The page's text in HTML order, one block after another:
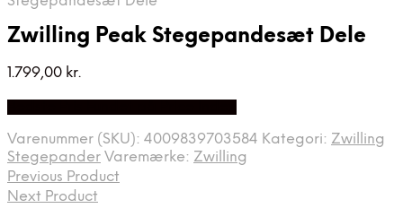
Zwilling Peak Stegepandesæt Dele
1.799,00 kr.
Varenummer (SKU): 4009839703584 Kategori: Zwilling
Stegepander Varemærke: Zwilling
Previous Product
Next Product